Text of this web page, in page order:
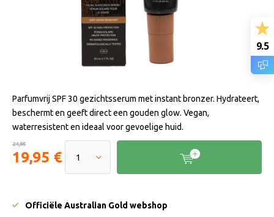
Parfumvrij SPF 30 gezichtsserum met instant bronzer. Hydrateert,
beschermt en geeft direct een gouden glow. Vegan,
waterresistent en ideaal voor gevoelige huid.
24,95
19,95 €
Officiële Australian Gold webshop
9.5